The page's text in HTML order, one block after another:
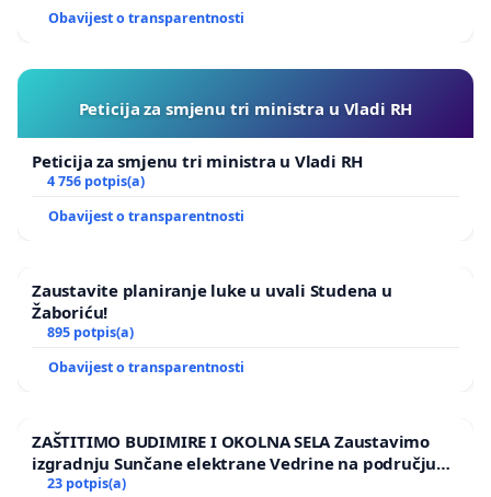
Obavijest o transparentnosti
Peticija za smjenu tri ministra u Vladi RH
Peticija za smjenu tri ministra u Vladi RH
4 756 potpis(a)
Obavijest o transparentnosti
Zaustavite planiranje luke u uvali Studena u
Žaboriću!
895 potpis(a)
Obavijest o transparentnosti
ZAŠTITIMO BUDIMIRE I OKOLNA SELA Zaustavimo
izgradnju Sunčane elektrane Vedrine na području
Ugljana
23 potpis(a)